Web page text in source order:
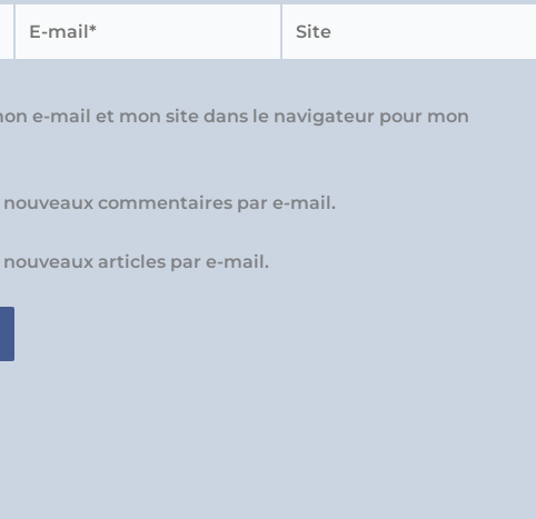
mail*
e-mail et mon site dans le navigateur pour mon
commentaires par e-mail.
articles par e-mail.